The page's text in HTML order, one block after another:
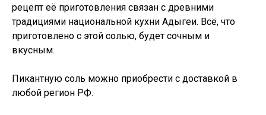
рецепт её приготовления связан с древними
традициями национальной кухни Адыгеи. Всё, что
приготовлено с этой солью, будет сочным и
вкусным.
Пикантную соль можно приобрести с доставкой в
любой регион РФ.